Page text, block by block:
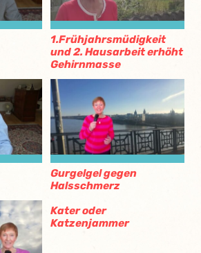
1.Frühjahrsmüdigkeit
und 2. Hausarbeit erhöht
Gehirnmasse
Gurgelgel gegen
Halsschmerz
Kater oder
Katzenjammer